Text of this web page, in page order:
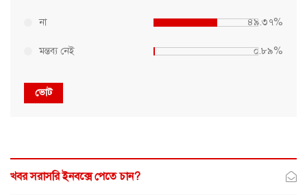
না ৪৯.৩৭%
মন্তব্য নেই ০.৮৯%
ভোট
খবর সরাসরি ইনবক্সে পেতে চান?